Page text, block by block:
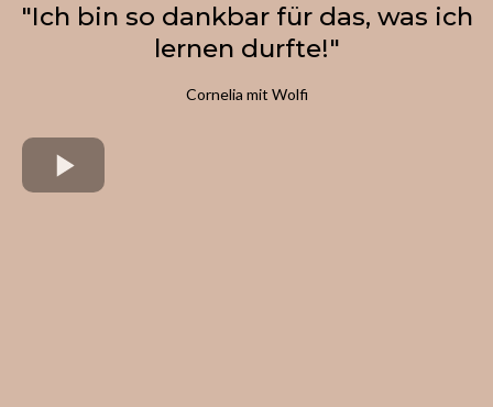
"Ich bin so dankbar für das, was ich
lernen durfte!"
Cornelia mit Wolfi